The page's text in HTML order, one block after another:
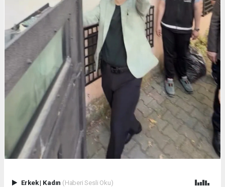
Erkek| Kadın (Haberi Sesli Oku)